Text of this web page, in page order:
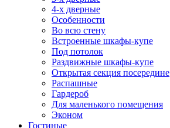
4-х дверные
Особенности
Во всю стену
Встроенные шкафы-купе
Под потолок
Раздвижные шкафы-купе
Открытая секция посередине
Распашные
Гардероб
Для маленького помещения
Эконом
Гостиные